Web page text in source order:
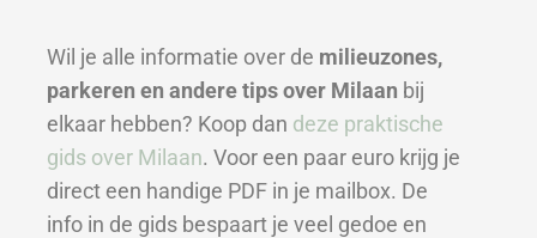
Wil je alle informatie over de milieuzones,
parkeren en andere tips over Milaan bij
elkaar hebben? Koop dan deze praktische
gids over Milaan. Voor een paar euro krijg je
direct een handige PDF in je mailbox. De
info in de gids bespaart je veel gedoe en